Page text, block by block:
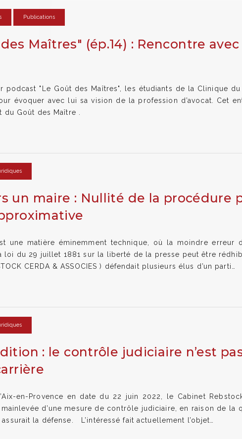
Publications
Maîtres" (ép.14) : Rencontre
podcast "Le Goût des Maîtres", les étudiants de la Clinique
évoquer avec lui sa vision de la profession d’avocat. Cet
Goût des Maître .
un maire : Nullité de la procédure
une matière éminemment technique, où la moindre erreur
loi du 29 juillet 1881 sur la liberté de la presse peut être
CERDA & ASSOCIES ) défendait plusieurs élus d’un parti…
: le contrôle judiciaire n’est
en-Provence en date du 22 juin 2022, le Cabinet
mainlevée d’une mesure de contrôle judiciaire, en raison de la
la défense. L’intéressé fait actuellement l’objet…